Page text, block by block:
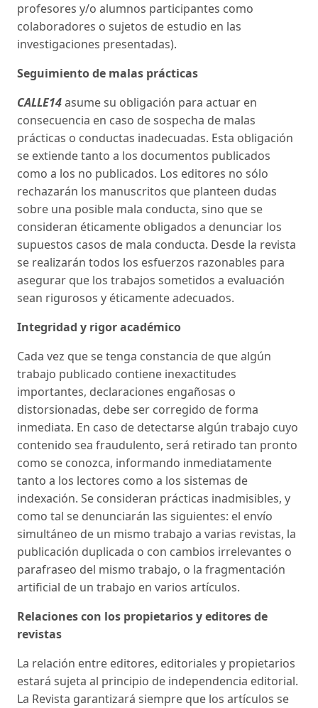
profesores y/o alumnos participantes como
colaboradores o sujetos de estudio en las
investigaciones presentadas).
Seguimiento de malas prácticas
CALLE14asume su obligación para actuar en
consecuencia en caso de sospecha de malas
prácticas o conductas inadecuadas. Esta obligación
se extiende tanto a los documentos publicados
como a los no publicados. Los editores no sólo
rechazarán los manuscritos que planteen dudas
sobre una posible mala conducta, sino que se
consideran éticamente obligados a denunciar los
supuestos casos de mala conducta. Desde la revista
se realizarán todos los esfuerzos razonables para
asegurar que los trabajos sometidos a evaluación
sean rigurosos y éticamente adecuados.
Integridad y rigor académico
Cada vez que se tenga constancia de que algún
trabajo publicado contiene inexactitudes
importantes, declaraciones engañosas o
distorsionadas, debe ser corregido de forma
inmediata. En caso de detectarse algún trabajo cuyo
contenido sea fraudulento, será retirado tan pronto
como se conozca, informando inmediatamente
tanto a los lectores como a los sistemas de
indexación. Se consideran prácticas inadmisibles, y
como tal se denunciarán las siguientes: el envío
simultáneo de un mismo trabajo a varias revistas, la
publicación duplicada o con cambios irrelevantes o
parafraseo del mismo trabajo, o la fragmentación
artificial de un trabajo en varios artículos.
Relaciones con los propietarios y editores de
revistas
La relación entre editores, editoriales y propietarios
estará sujeta al principio de independencia editorial.
La Revista garantizará siempre que los artículos se